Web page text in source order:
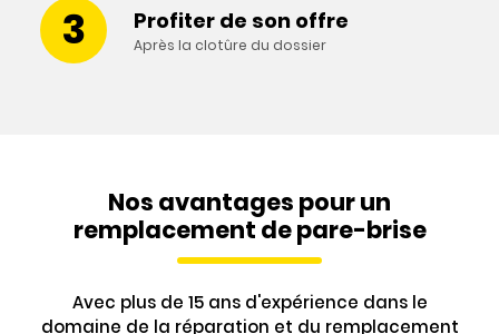
Profiter de son offre
Après la clotûre du dossier
Nos avantages pour un
remplacement de pare-brise
Avec plus de 15 ans d'expérience dans le
domaine de la réparation et du remplacement